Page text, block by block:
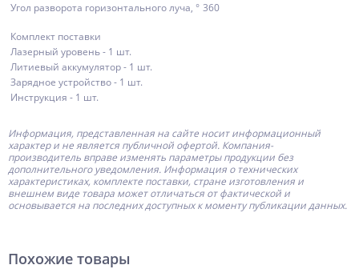
Угол разворота горизонтального луча, ° 360
Комплект поставки
Лазерный уровень - 1 шт.
Литиевый аккумулятор - 1 шт.
Зарядное устройство - 1 шт.
Инструкция - 1 шт.
Информация, представленная на сайте носит информационный
характер и не является публичной офертой. Компания-
производитель вправе изменять параметры продукции без
дополнительного уведомления. Информация о технических
характеристиках, комплекте поставки, стране изготовления и
внешнем виде товара может отличаться от фактической и
основывается на последних доступных к моменту публикации данных.
Похожие товары